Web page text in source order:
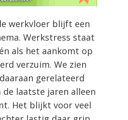
werkvloer blijft een
Werkstress staat
als het aankomt op
verzuim. We zien
gerelateerd
laatste jaren alleen
Het blijkt voor veel